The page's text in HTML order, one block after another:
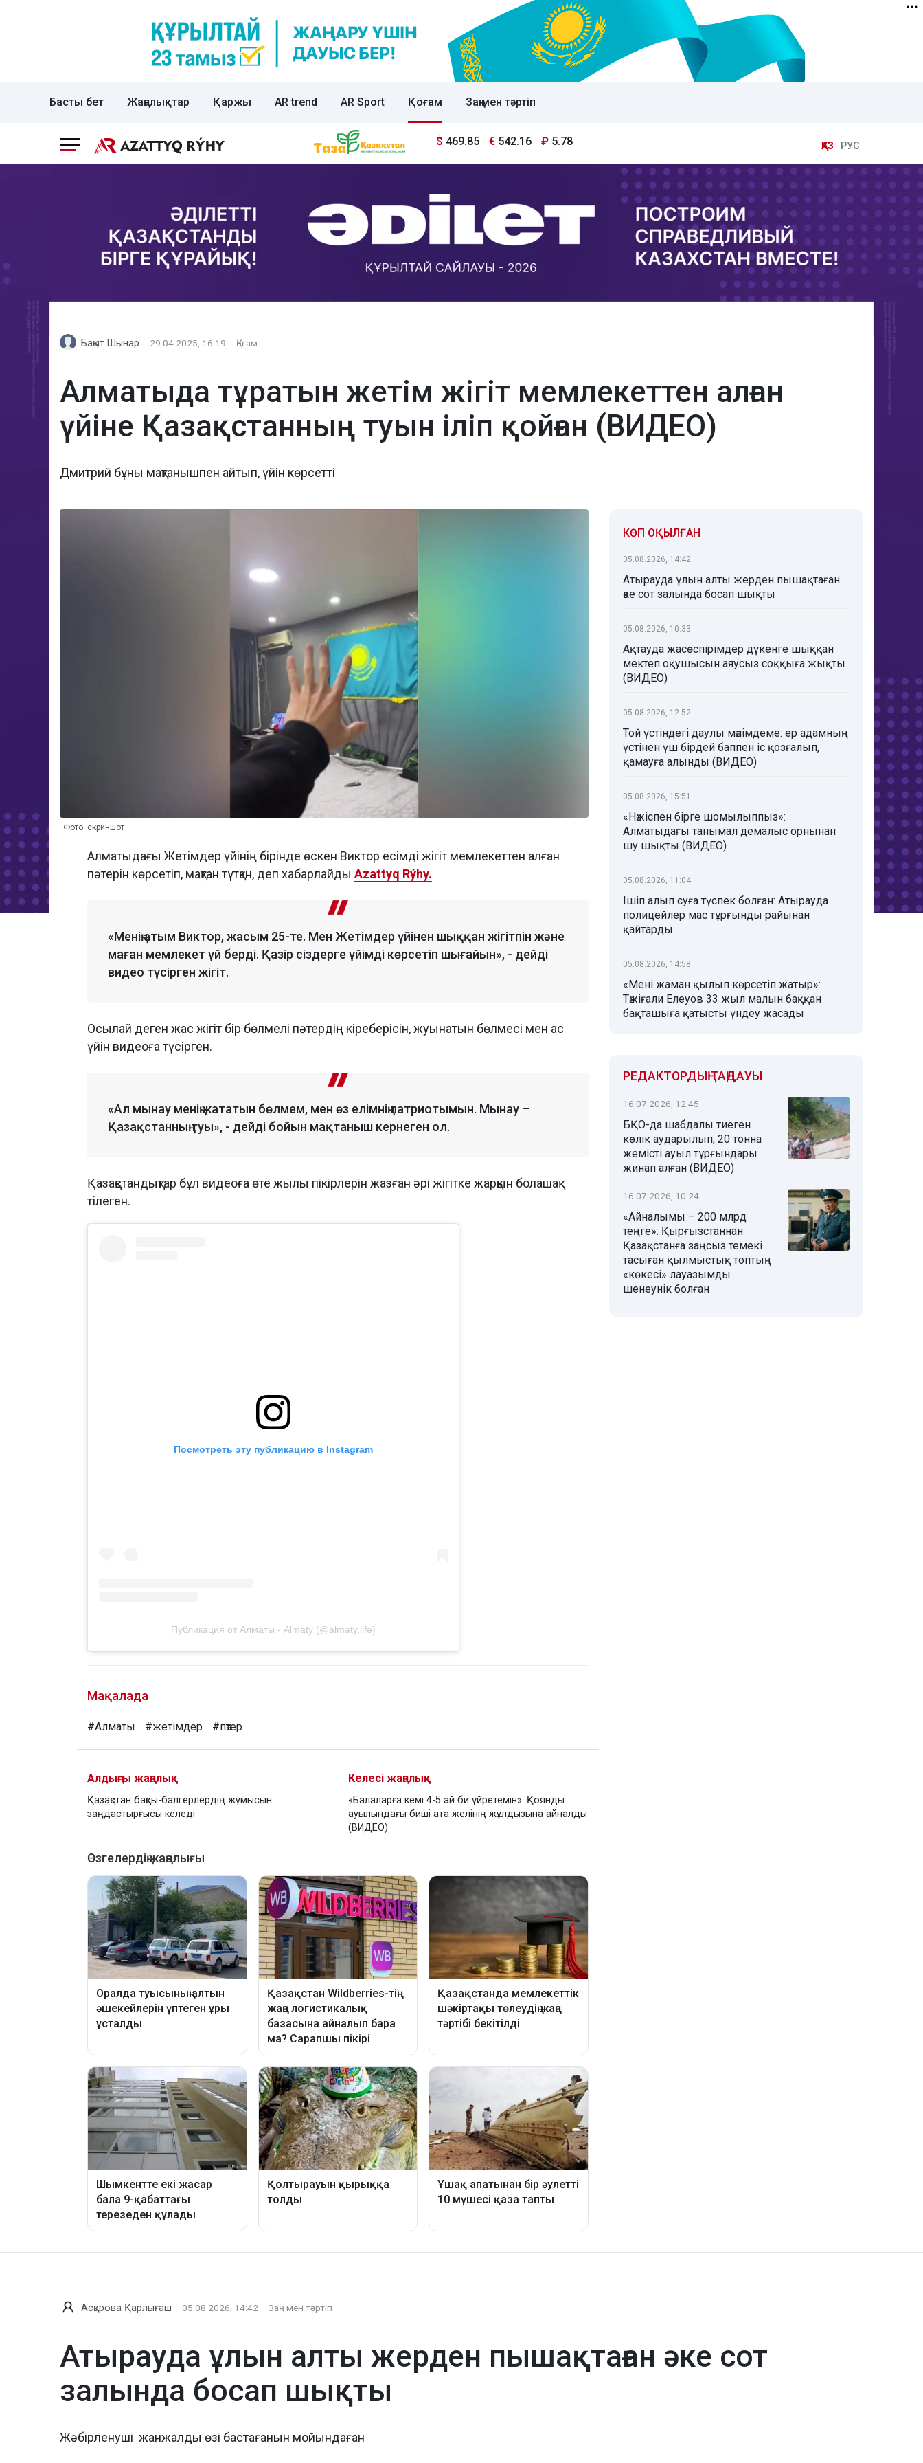
Басты бет Жаңалықтар Қаржы AR trend AR Sport Қоғам Заң мен тәртіп
$ 469.85 € 542.16 ₽ 5.78 ҚАЗ РУС
Бақыт Шынар 29.04.2025, 16:19 Қоғам
Алматыда тұратын жетім жігіт мемлекеттен алған
үйіне Қазақстанның туын іліп қойған (ВИДЕО)
Дмитрий бұны мақтанышпен айтып, үйін көрсетті
Фото: скриншот
Алматыдағы Жетімдер үйінің бірінде өскен Виктор есімді жігіт мемлекеттен алған
пәтерін көрсетіп, мақтан тұтқан, деп хабарлайды Azattyq Rýhy.
«Менің атым Виктор, жасым 25-те. Мен Жетімдер үйінен шыққан жігітпін және
маған мемлекет үй берді. Қазір сіздерге үйімді көрсетіп шығайын», - дейді
видео түсірген жігіт.
Осылай деген жас жігіт бір бөлмелі пәтердің кіреберісін, жуынатын бөлмесі мен ас
үйін видеоға түсірген.
«Ал мынау менің жататын бөлмем, мен өз елімнің патриотымын. Мынау –
Қазақстанның туы», - дейді бойын мақтаныш кернеген ол.
Қазақстандықтар бұл видеоға өте жылы пікірлерін жазған әрі жігітке жарқын болашақ
тілеген.
Посмотреть эту публикацию в Instagram
Публикация от Алматы - Almaty (@almaty.life)
Мақалада
#Алматы #жетімдер #пәтер
Алдыңғы жаңалық
Қазақстан бақсы-балгерлердің жұмысын
заңдастырғысы келеді
Келесі жаңалық
«Балаларға кемі 4-5 ай би үйретемін»: Қоянды
ауылындағы биші ата желінің жұлдызына айналды
(ВИДЕО)
КӨП ОҚЫЛҒАН
05.08.2026, 14:42
Атырауда ұлын алты жерден пышақтаған
әке сот залында босап шықты
05.08.2026, 10:33
Ақтауда жасөспірімдер дүкенге шыққан
мектеп оқушысын аяусыз соққыға жықты
(ВИДЕО)
05.08.2026, 12:52
Той үстіндегі даулы мәлімдеме: ер адамның
үстінен үш бірдей баппен іс қозғалып,
қамауға алынды (ВИДЕО)
05.08.2026, 15:51
«Нәжіспен бірге шомылыппыз»:
Алматыдағы танымал демалыс орнынан
шу шықты (ВИДЕО)
05.08.2026, 11:04
Ішіп алып суға түспек болған: Атырауда
полицейлер мас тұрғынды райынан
қайтарды
05.08.2026, 14:58
«Мені жаман қылып көрсетіп жатыр»:
Тәжіғали Елеуов 33 жыл малын баққан
бақташыға қатысты үндеу жасады
РЕДАКТОРДЫҢ ТАҢДАУЫ
16.07.2026, 12:45
БҚО-да шабдалы тиеген
көлік аударылып, 20 тонна
жемісті ауыл тұрғындары
жинап алған (ВИДЕО)
16.07.2026, 10:24
«Айналымы – 200 млрд
теңге»: Қырғызстаннан
Қазақстанға заңсыз темекі
тасыған қылмыстық топтың
«көкесі» лауазымды
шенеунік болған
Асқарова Қарлығаш 05.08.2026, 14:42 Заң мен тәртіп
Атырауда ұлын алты жерден пышақтаған әке сот
залында босап шықты
Жәбірленуші жанжалды өзі бастағанын мойындаған